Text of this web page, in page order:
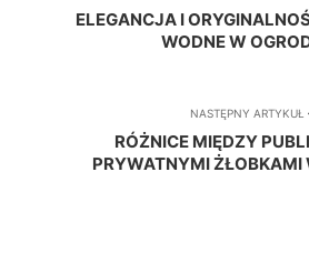
ELEGANCJA I
WODNE W
NASTĘPNY ARTYKUŁ
RÓŻNICE MIĘDZY
PRYWATNYMI ŻŁOBKAMI